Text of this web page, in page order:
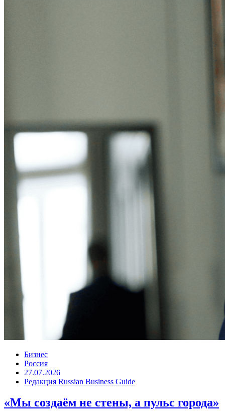
Бизнес
Россия
27.07.2026
Редакция Russian Business Guide
«Мы создаём не стены, а пульс города»